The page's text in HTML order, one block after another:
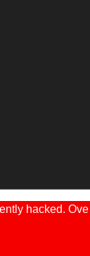
hacked.